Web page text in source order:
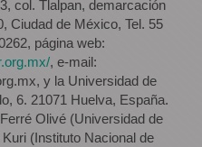
col. Tlalpan, demarcación
Ciudad de México, Tel. 55
página web:
, e-mail:
y la Universidad de
6. 21071 Huelva, España.
Olivé (Universidad de
(Instituto Nacional de